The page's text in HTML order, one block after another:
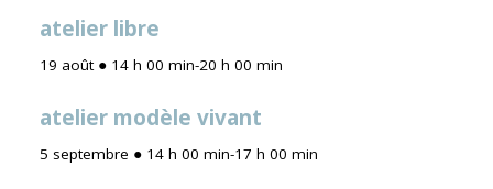
atelier libre
19 août ● 14 h 00 min-20 h 00 min
atelier modèle vivant
5 septembre ● 14 h 00 min-17 h 00 min